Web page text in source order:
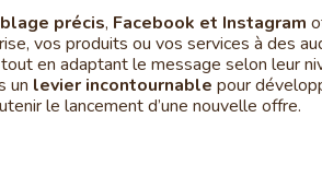
précis, Facebook et Instagram
vos produits ou vos services à des
en adaptant le message selon leur
un levier incontournable pour
le lancement d’une nouvelle offre.